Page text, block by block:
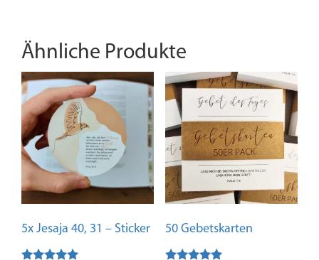
Ähnliche Produkte
5x Jesaja 40, 31 – Sticker 50 Gebetskarten